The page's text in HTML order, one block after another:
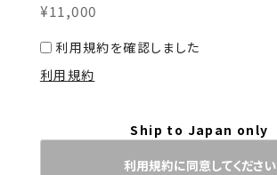
¥11,000
利用規約を確認しました
利用規約
Ship to Japan only
利用規約に同意してください